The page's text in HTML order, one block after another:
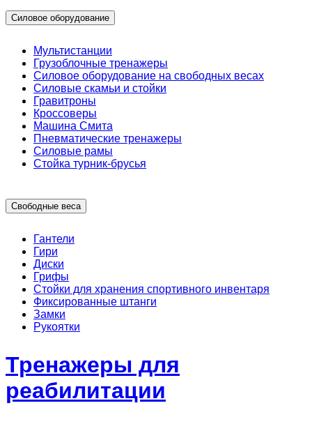
Силовое оборудование
Мультистанции
Грузоблочные тренажеры
Силовое оборудование на свободных весах
Силовые скамьи и стойки
Гравитроны
Кроссоверы
Машина Смита
Пневматические тренажеры
Силовые рамы
Стойка турник-брусья
Свободные веса
Гантели
Гири
Диски
Грифы
Стойки для хранения спортивного инвентаря
Фиксированные штанги
Замки
Рукоятки
Тренажеры для
реабилитации